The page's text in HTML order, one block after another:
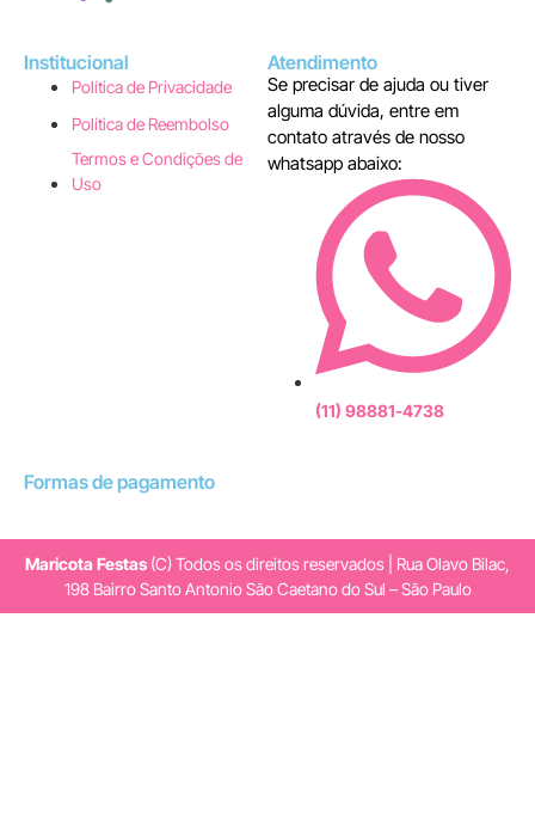
Institucional
Política de Privacidade
Política de Reembolso
Termos e Condições de
Uso
Atendimento
Se precisar de ajuda ou tiver
alguma dúvida, entre em
contato através de nosso
whatsapp abaixo:
(11) 98881-4738
Formas de pagamento
Maricota Festas (C) Todos os direitos reservados | Rua Olavo Bilac,
198 Bairro Santo Antonio São Caetano do Sul – São Paulo